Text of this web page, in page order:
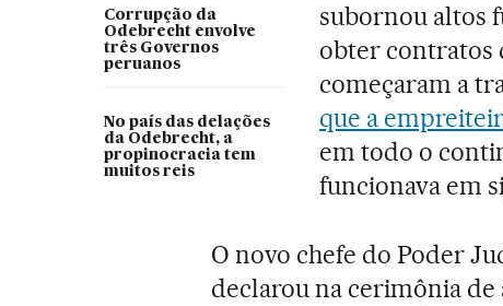
Corrupção da
Odebrecht envolve
três Governos
peruanos
No país das delações
da Odebrecht, a
propinocracia tem
muitos reis
subornou altos
obter contratos
começaram a
que a
em todo o
funcionava em
O novo chefe do Poder
declarou na cerimônia